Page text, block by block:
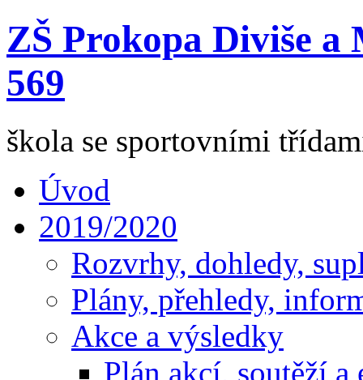
ZŠ Prokopa Diviše
569
škola se sportovními
Úvod
2019/2020
Rozvrhy, dohledy,
Plány, přehledy,
Akce a výsledky
Plán akcí, soutěží a